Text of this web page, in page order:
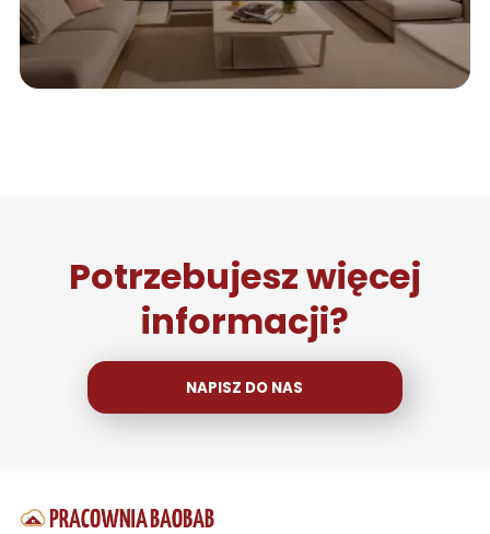
Potrzebujesz więcej
informacji?
NAPISZ DO NAS